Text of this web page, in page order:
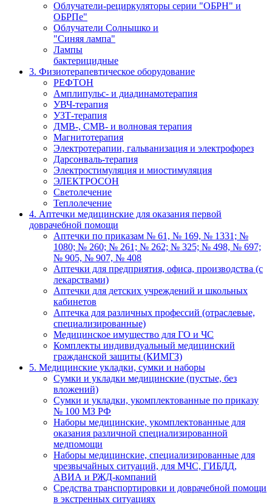
Облучатели-рециркуляторы серии "ОБРН" и
ОБРПе"
Облучатели Солнышко и
"Синяя лампа"
Лампы
бактерицидные
3. Физиотерапевтическое оборудование
РЕФТОН
Амплипульс- и диадинамотерапия
УВЧ-терапия
УЗТ-терапия
ДМВ-, СМВ- и волновая терапия
Магнитотерапия
Электротерапии, гальванизация и электрофорез
Дарсонваль-терапия
Электростимуляция и миостимуляция
ЭЛЕКТРОСОН
Светолечение
Теплолечение
4. Аптечки медицинские для оказания первой
доврачебной помощи
Аптечки по приказам № 61, № 169, № 1331; №
1080; № 260; № 261; № 262; № 325; № 498, № 697;
№ 905, № 907, № 408
Аптечки для предприятия, офиса, производства (с
лекарствами)
Аптечки для детских учреждений и школьных
кабинетов
Аптечка для различных профессий (отраслевые,
специализированные)
Медицинское имущество для ГО и ЧС
Комплекты индивидуальный медицинский
гражданской защиты (КИМГЗ)
5. Медицинские укладки, сумки и наборы
Сумки и укладки медицинские (пустые, без
вложений)
Сумки и укладки, укомплектованные по приказу
№ 100 МЗ РФ
Наборы медицинские, укомплектованные для
оказания различной специализированной
медпомощи
Наборы медицинские, специализированные для
чрезвычайных ситуаций, для МЧС, ГИБДД,
АВИА и РЖД-компаний
Средства транспортировки и доврачебной помощи
в экстренных ситуациях